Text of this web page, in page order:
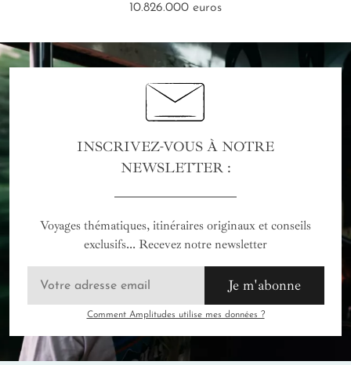
10.826.000 euros
INSCRIVEZ-VOUS À NOTRE
NEWSLETTER :
Voyages thématiques, itinéraires originaux et conseils
exclusifs... Recevez notre newsletter
Je m'abonne
Comment Amplitudes utilise mes données ?